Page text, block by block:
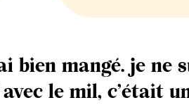
bien mangé. je
le mil, c’était